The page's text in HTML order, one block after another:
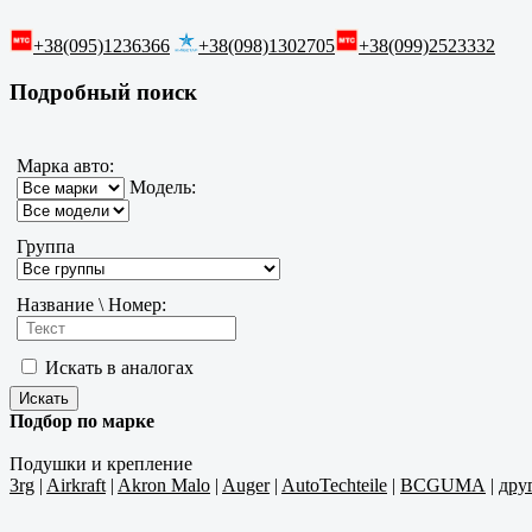
+38(095)1236366 +38(098)1302705 +38(099)2523332
Подробный поиск
Марка авто:
Модель:
Группа
Название \ Номер:
Искать в аналогах
Подбор по марке
Подушки и крепление
3rg | Airkraft| Akron Malo | Auger| AutoTechteile | BCGUMA |